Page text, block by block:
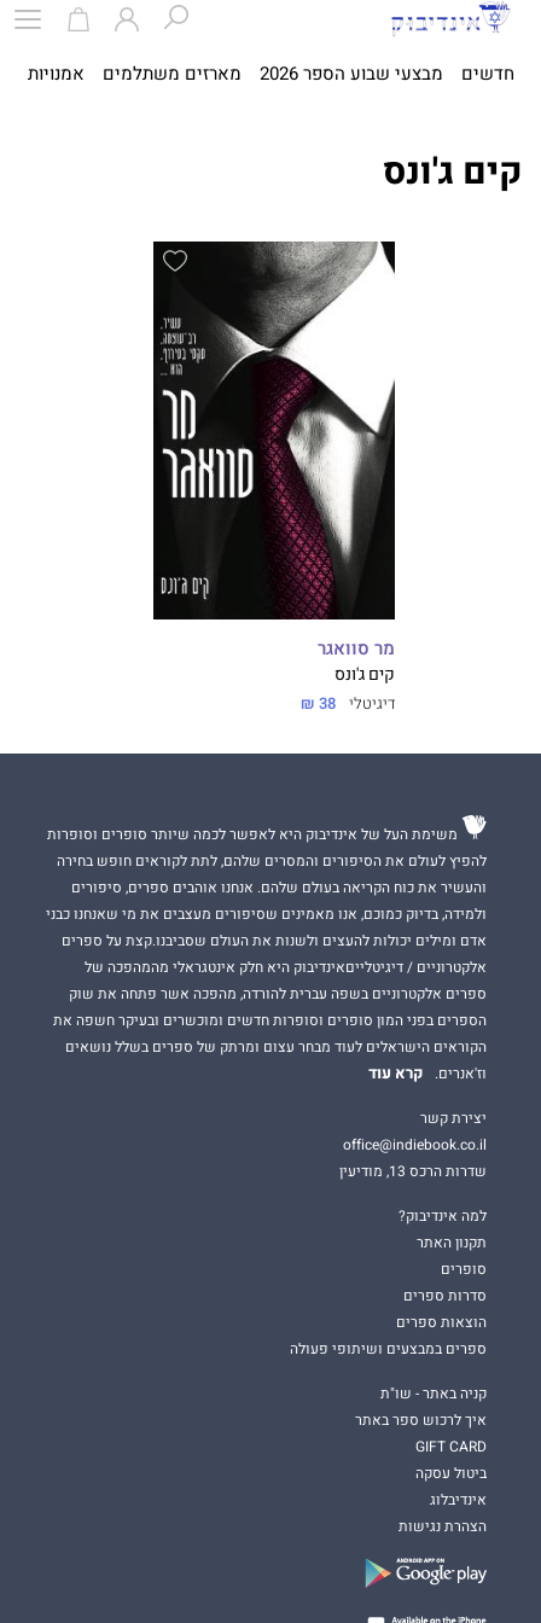
חדשים מבצעי שבוע הספר 2026 מארזים משתלמים אמנויות
קים ג'ונס
מר סוואגר
קים ג'ונס
דיגיטלי 38 ₪
משימת העל של אינדיבוק היא לאפשר לכמה שיותר סופרים וסופרות
להפיץ לעולם את הסיפורים והמסרים שלהם, לתת לקוראים חופש בחירה
והעשיר את כוח הקריאה בעולם שלהם. אנחנו אוהבים ספרים, סיפורים
ולמידה, בדיוק כמוכם, אנו מאמינים שסיפורים מעצבים את מי שאנחנו כבני
אדם ומילים יכולות להעצים ולשנות את העולם שסביבנו.קצת על ספרים
אלקטרוניים / דיגיטלייםאינדיבוק היא חלק אינטגראלי מהמהפכה של
ספרים אלקטרוניים בשפה עברית להורדה, מהפכה אשר פתחה את שוק
הספרים בפני המון סופרים וסופרות חדשים ומוכשרים ובעיקר חשפה את
הקוראים הישראלים לעוד מבחר עצום ומרתק של ספרים בשלל נושאים
וז'אנרים.
קרא עוד
יצירת קשר
office@indiebook.co.il
שדרות הרכס 13, מודיעין
למה אינדיבוק?
תקנון האתר
סופרים
סדרות ספרים
הוצאות ספרים
ספרים במבצעים ושיתופי פעולה
קניה באתר - שו"ת
איך לרכוש ספר באתר
GIFT CARD
ביטול עסקה
אינדיבלוג
הצהרת נגישות